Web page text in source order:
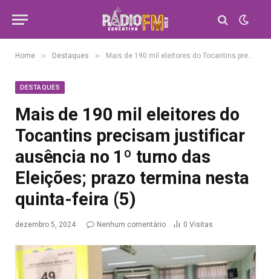
Home » Destaques » Mais de 190 mil eleitores do Tocantins precisam justificar ausência no 1º turno das Eleições; prazo termina nesta quinta-feira (5)
DESTAQUES
Mais de 190 mil eleitores do
Tocantins precisam justificar
ausência no 1º turno das
Eleições; prazo termina nesta
quinta-feira (5)
dezembro 5, 2024 Nenhum comentário 0 Visitas